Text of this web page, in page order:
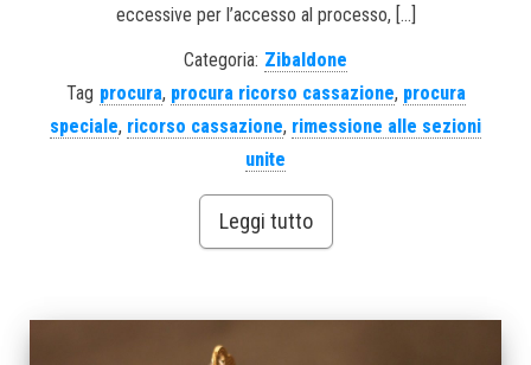
eccessive per l’accesso al processo, […]
Categoria: Zibaldone
Tag procura, procura ricorso cassazione, procura
speciale, ricorso cassazione, rimessione alle sezioni
unite
Leggi tutto